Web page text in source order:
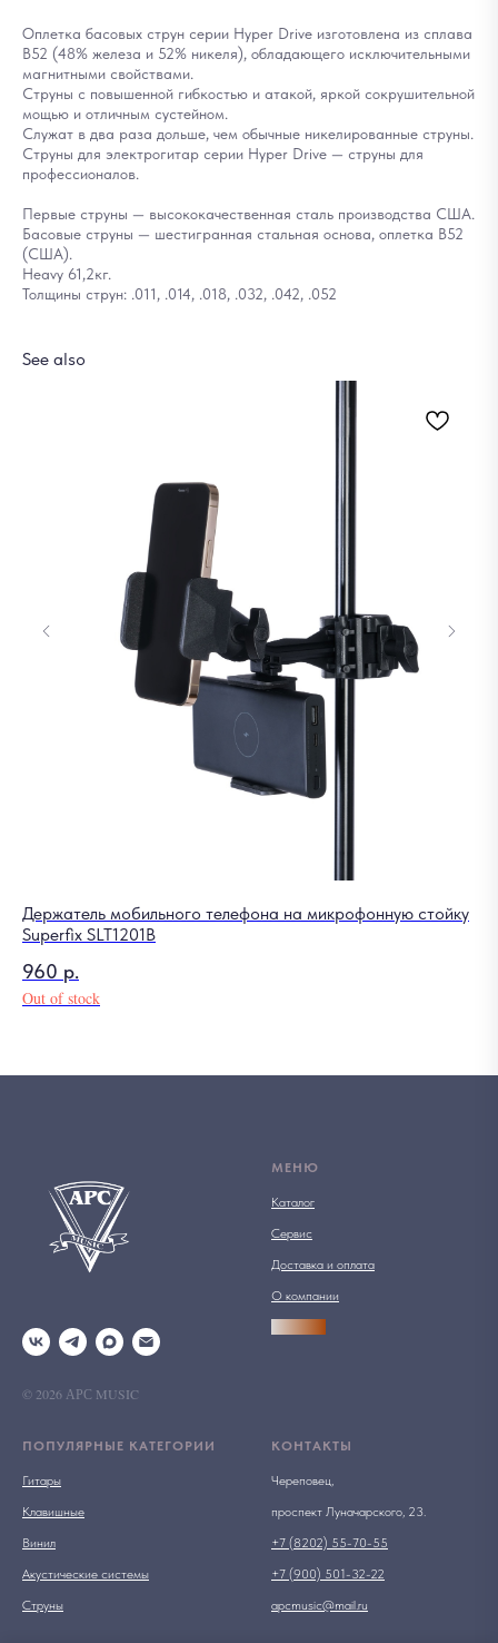
Оплетка басовых струн серии Hyper Drive изготовлена из сплава
B52 (48% железа и 52% никеля), обладающего исключительными
магнитными свойствами.
Струны с повышенной гибкостью и атакой, яркой сокрушительной
мощью и отличным сустейном.
Служат в два раза дольше, чем обычные никелированные струны.
Струны для электрогитар серии Hyper Drive — струны для
профессионалов.
Первые струны — высококачественная сталь производства США.
Басовые струны — шестигранная стальная основа, оплетка B52
(США).
Heavy 61,2кг.
Толщины струн: .011, .014, .018, .032, .042, .052
See also
Держатель мобильного телефона на микрофонную стойку
Superfix SLT1201B
960 р.
Out of stock
© 2026 АРС MUSIC
МЕНЮ
Каталог
Сервис
Доставка и оплата
О компании
ПОПУЛЯРНЫЕ КАТЕГОРИИ
Гитары
Клавишные
Винил
Акустические системы
Струны
КОНТАКТЫ
Череповец,
проспект Луначарского, 23.
+7 (8202) 55-70-55
+7 (900) 501-32-22
apcmusic@mail.ru